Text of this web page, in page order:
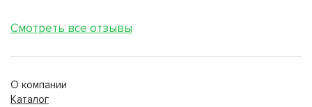
Смотреть все отзывы
О компании
Каталог